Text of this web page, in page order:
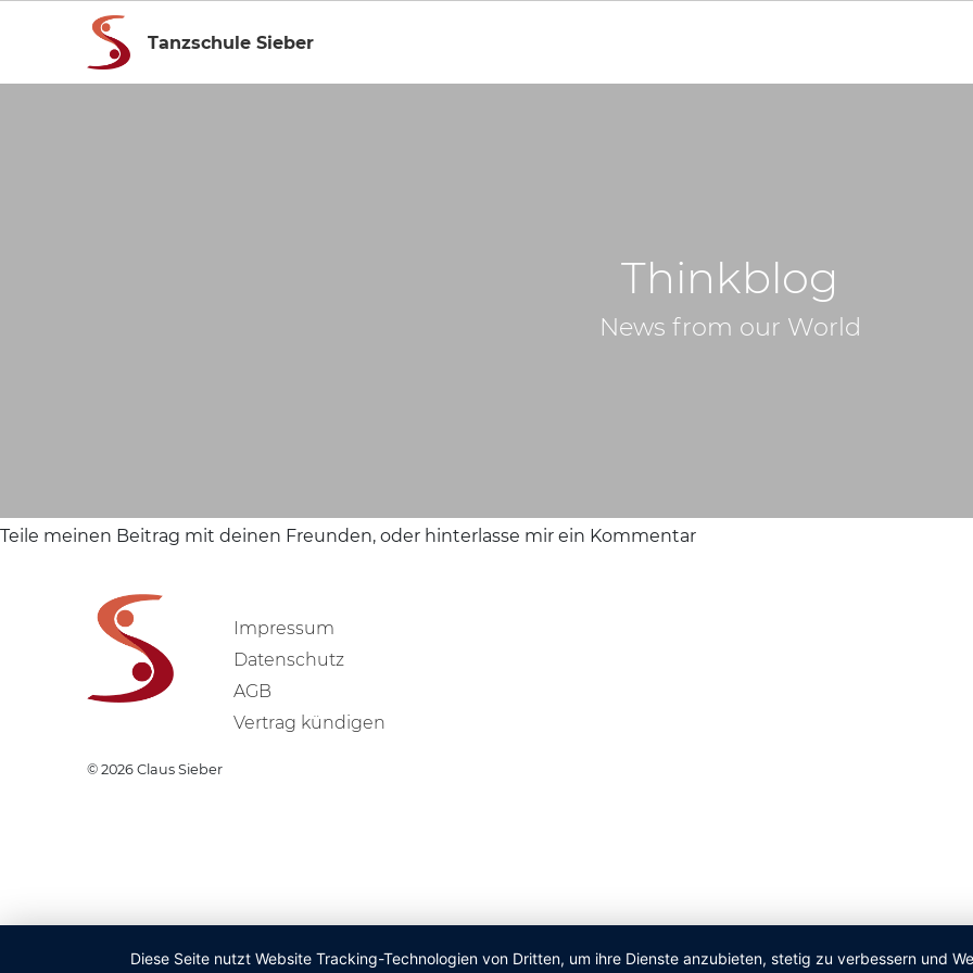
Tanzschule Sieber
Thinkblog
News from our World
Teile meinen Beitrag mit deinen Freunden, oder hinterlasse mir ein Kommentar
Diese Seite nutzt Website Tracking-Technologien von Dritten, um ihre Dienste anzubieten, stetig zu verbessern und
Impressum
Datenschutz
AGB
Vertrag kündigen
© 2026 Claus Sieber